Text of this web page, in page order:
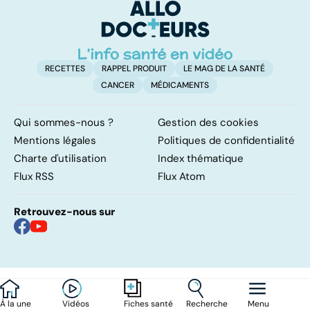
À la une Vidéos Fiches santé Recherche Menu
l'artère
pulmonaire
RECETTES RAPPEL PRODUIT
LE MAG DE LA SANTÉ
CANCER
MÉDICAMENTS
Qui sommes-nous ?
Gestion des cookies
Mentions légales
Politiques de confidentialité
Charte d'utilisation
Index thématique
Flux RSS
Flux Atom
Retrouvez-nous sur